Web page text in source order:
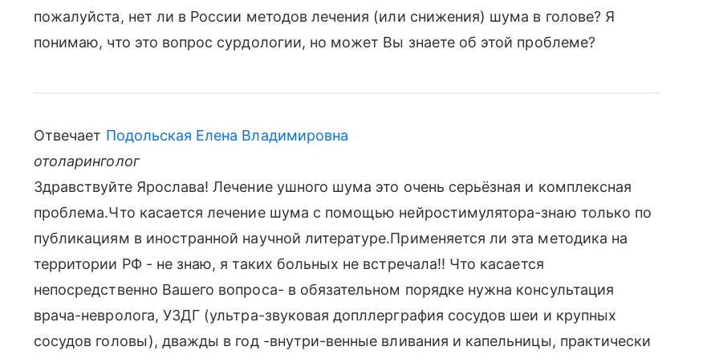
пожалуйста, нет ли в России методов лечения (или снижения) шума в голове? Я
понимаю, что это вопрос сурдологии, но может Вы знаете об этой проблеме?
Отвечает Подольская Елена Владимировна
отоларинголог
Здравствуйте Ярослава! Лечение ушного шума это очень серьёзная и комплексная
проблема.Что касается лечение шума с помощью нейростимулятора-знаю только по
публикациям в иностранной научной литературе.Применяется ли эта методика на
территории РФ - не знаю, я таких больных не встречала!! Что касается
непосредственно Вашего вопроса- в обязательном порядке нужна консультация
врача-невролога, УЗДГ (ультра-звуковая допллерграфия сосудов шеи и крупных
сосудов головы), дважды в год -внутри-венные вливания и капельницы, практически